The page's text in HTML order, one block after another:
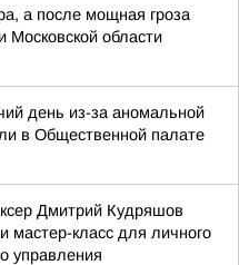
а после мощная гроза
Московской области
день из-за аномальной
в Общественной палате
Дмитрий Кудряшов
мастер-класс для личного
управления